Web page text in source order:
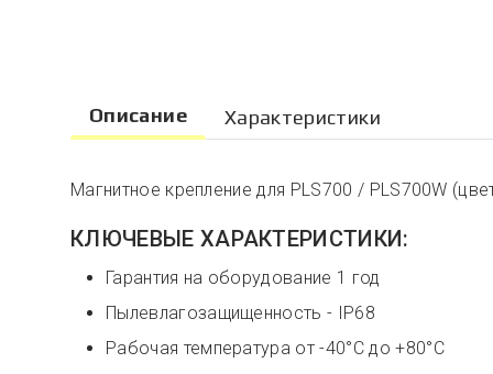
Описание Характеристики
Магнитное крепление для PLS700 / PLS700W
КЛЮЧЕВЫЕ ХАРАКТЕРИСТИКИ:
Гарантия на оборудование 1 год
Пылевлагозащищенность - IP68
Рабочая температура от -40°С до +80°С